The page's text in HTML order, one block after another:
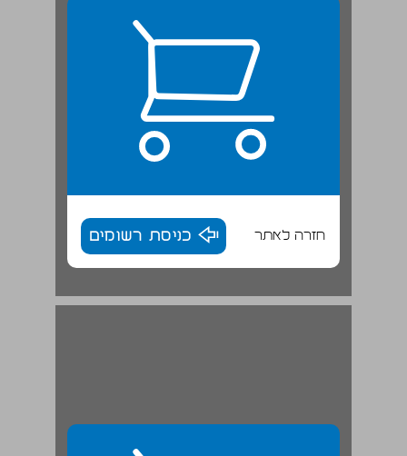
חזרה לאתר כניסת רשומים